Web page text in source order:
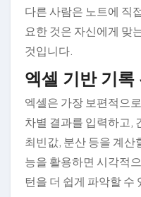
다른 사람은 노트에 직
요한 것은 자신에게 맞
것입니다.
엑셀 기반 기록
엑셀은 가장 보편적으
차별 결과를 입력하고,
최빈값, 분산 등을 계산
능을 활용하면 시각적
턴을 더 쉽게 파악할 수